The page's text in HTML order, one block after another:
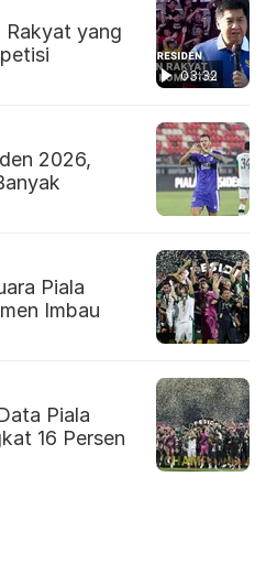
03:32
Rakyat yang
2026,
Piala
Imbau
Piala
16 Persen